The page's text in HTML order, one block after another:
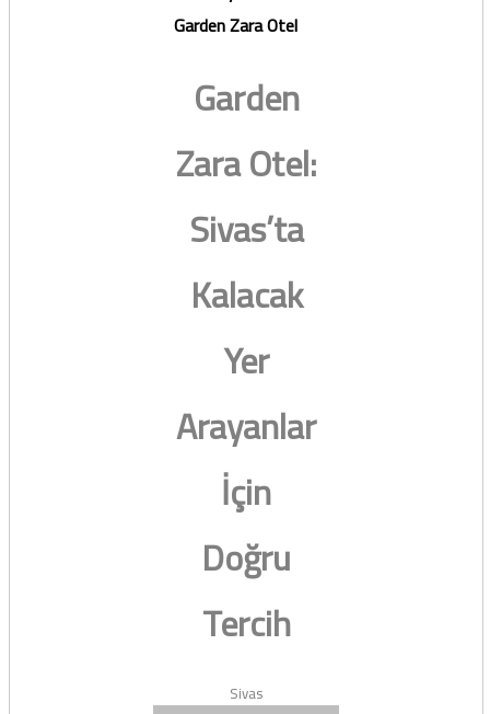
Garden Zara Otel
Garden
Zara Otel:
Sivas’ta
Kalacak
Yer
Arayanlar
İçin
Doğru
Tercih
Sivas